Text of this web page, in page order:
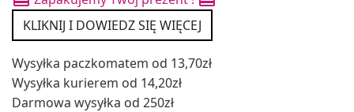
KLIKNIJ I DOWIEDZ SIĘ WIĘCEJ
Wysyłka paczkomatem od 13,70zł
Wysyłka kurierem od 14,20zł
Darmowa wysyłka od 250zł